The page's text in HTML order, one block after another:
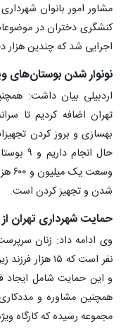
مشاور امور بانوان
کنشگری دختران در
اجرایی شد که چندین هزار
نونوار شدن بوستان‌های
اردبیلی بیان داشت:
تهران اضافه کردیم تا
بهسازی و بروز کردن
شدن و تجهیز کردن است.
حمایت شهرداری تهران از ۲۰ هزار زن سرپرست خانواده
و این حمایت شامل ایجاد
مجموعه رسیده که کارگاه